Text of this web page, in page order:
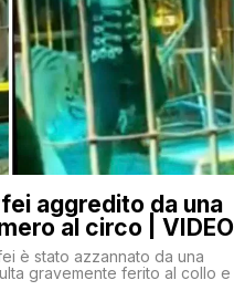
aggredito da una
al circo | VIDEO
è stato azzannato da una
gravemente ferito al collo e